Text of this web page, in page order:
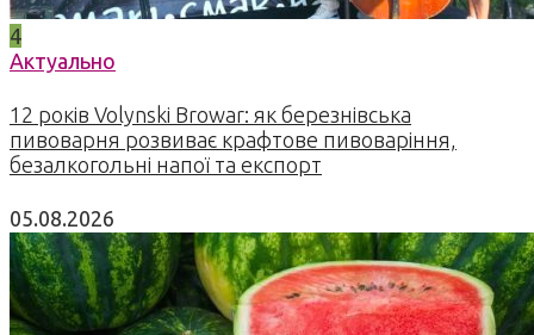
4
Актуально
12 років Volynski Browar: як березнівська
пивоварня розвиває крафтове пивоваріння,
безалкогольні напої та експорт
05.08.2026